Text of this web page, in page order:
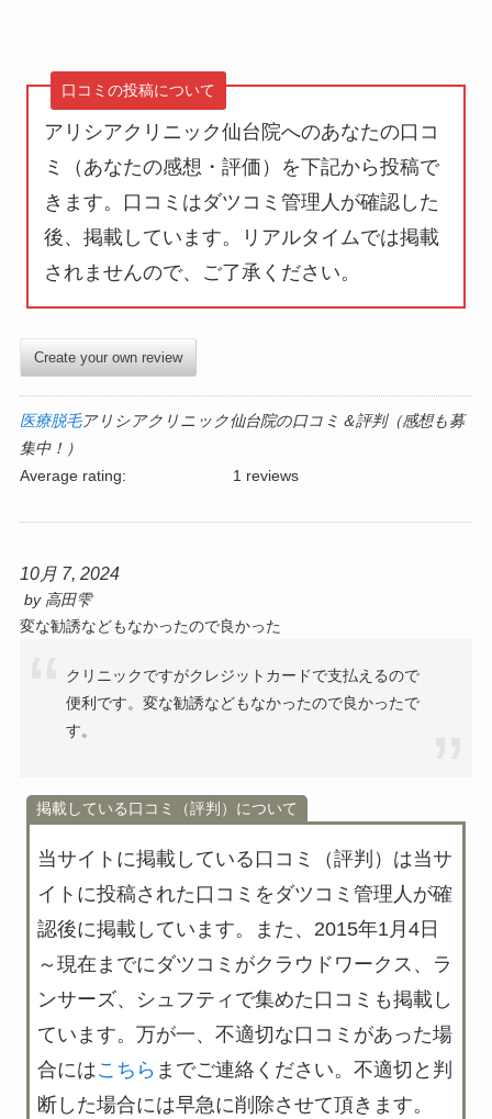
口コミの投稿について
アリシアクリニック仙台院へのあなたの口コ
ミ（あなたの感想・評価）を下記から投稿で
きます。口コミはダツコミ管理人が確認した
後、掲載しています。
リアルタイムでは掲載
されませんので、ご了承ください。
Create your own review
医療脱毛アリシアクリニック仙台院の口コミ＆評判（感想も募
集中！）
Average rating:
1 reviews
10月 7, 2024
by 高田雫
変な勧誘などもなかったので良かった
クリニックですがクレジットカードで支払えるので
便利です。変な勧誘などもなかったので良かったで
す。
掲載している口コミ（評判）について
当サイトに掲載している口コミ（評判）は当サ
イトに投稿された口コミをダツコミ管理人が確
認後に掲載 しています。また、2015年1月4日
～現在までにダツコミがクラウドワークス、ラ
ンサーズ、シュフティで集めた口コミも掲載し
ています。万が一、不適切な口コミがあった場
合にはこちら までご連絡ください。不適切と判
断した場合には早急に削除させて頂きます。